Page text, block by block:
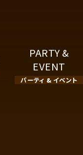
パーティ & イベント
PARTY &
EVENT